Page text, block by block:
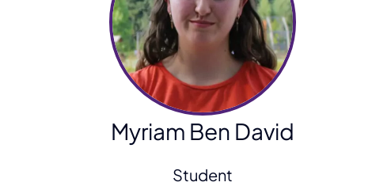
Myriam Ben David
Student